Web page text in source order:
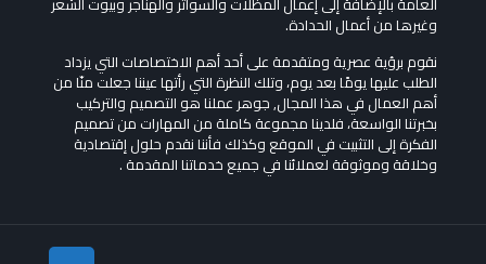
وغيرها من أعمال الحدادة.
نقوم برؤية عصرية ومتقدمة على أحد أهم الاختصاصات التي يزداد
الطلب عليها يومًا بعد يوم، وتلك النظرة التي رأتها عيننا جعلت منّا من
أهم العمال في هذا المجال, جوهر عملنا هو التصميم والتركيب
بخبرتنا الواسعة، فلدينا مجموعة كاملة من المهارات من تصميم
الفكرة إلى التثبيت في الموقع وكذلك فأننا نقدم حلول إقتصادية
وخلاقة وموثوقة لعملائنا في جميع خدماتنا المقدمة .